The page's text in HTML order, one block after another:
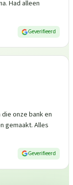
Had alleen
Geverifieerd
onze bank en
gemaakt. Alles
Geverifieerd